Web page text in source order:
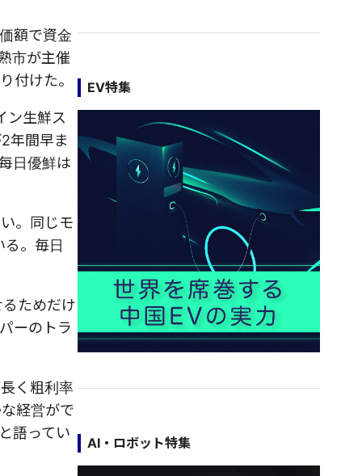
額で資金
市が主催
付けた。
ン生鮮ス
年間早ま
日優鮮は
。同じモ
。毎日
ためだけ
ーのトラ
く粗利率
経営がで
語ってい
EV特集
AI・ロボット特集